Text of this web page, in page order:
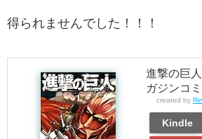
得られませんでした！！！
進撃の巨
ガジンコ
created by
Kindle